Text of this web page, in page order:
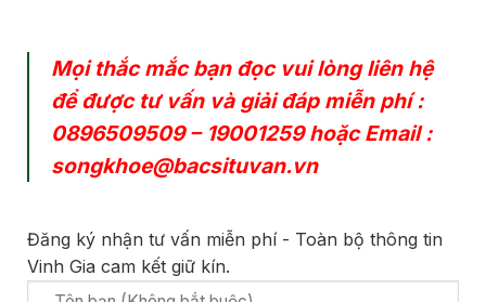
Mọi thắc mắc bạn đọc vui lòng liên hệ
để được tư vấn và giải đáp miễn phí :
0896509509– 19001259hoặc Email :
songkhoe@bacsituvan.vn
Đăng ký nhận tư vấn miễn phí - Toàn bộ thông tin
Vinh Gia cam kết giữ kín.